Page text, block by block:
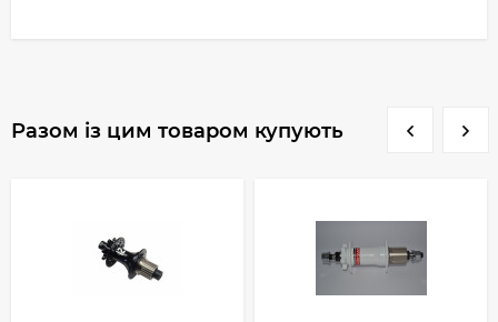
Разом із цим товаром купують